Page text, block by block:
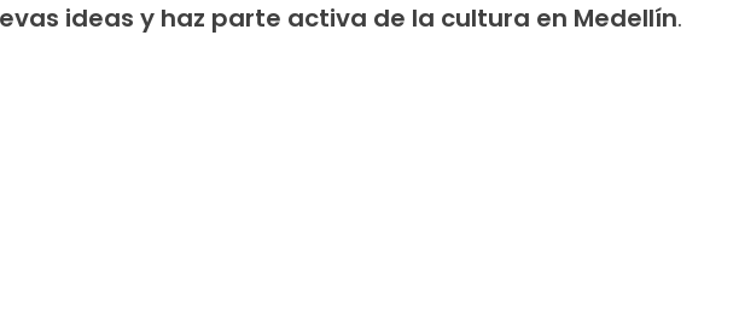
ideas y haz parte activa de la cultura en Medellín.